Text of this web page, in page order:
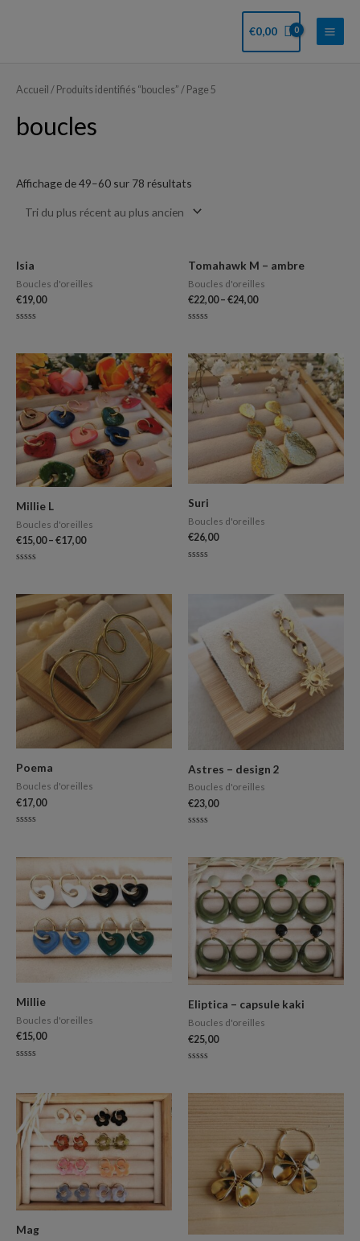
€0,00
Main
Accueil / Produits identifiés “boucles” / Page 5
boucles
Affichage de 49–60 sur 78 résultats
plus
récent
Isia
Boucles d'oreilles
€19,00
5
Tomahawk M – ambre
Boucles d'oreilles
€22,00– €24,00
5
Millie L
Boucles d'oreilles
€15,00– €17,00
5
Suri
Boucles d'oreilles
€26,00
Poema
Boucles d'oreilles
€17,00
5
Astres – design 2
Boucles d'oreilles
€23,00
5
Millie
Boucles d'oreilles
€15,00
5
Eliptica – capsule kaki
Boucles d'oreilles
€25,00
5
Mag